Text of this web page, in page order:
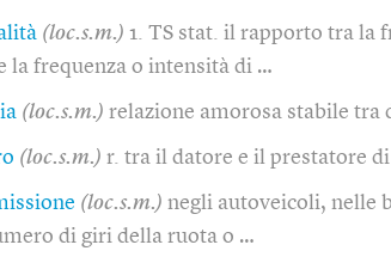
(loc.s.m.) 1. TS stat. il rapporto tra la
la frequenza o intensità di …
(loc.s.m.) relazione amorosa stabile tra
(loc.s.m.) r. tra il datore e il prestatore
(loc.s.m.) negli autoveicoli, nelle
di giri della ruota o …